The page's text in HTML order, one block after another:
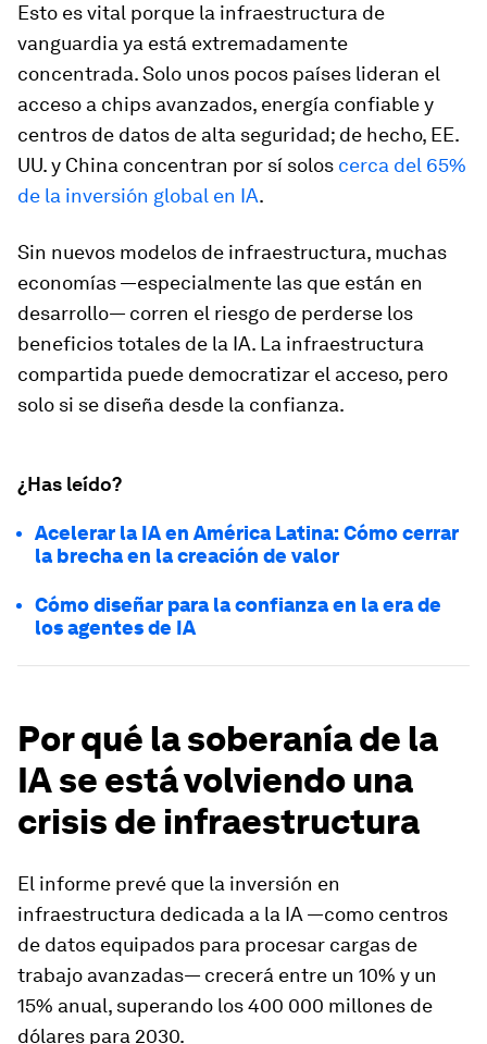
Esto es vital porque la infraestructura de
vanguardia ya está extremadamente
concentrada. Solo unos pocos países lideran el
acceso a chips avanzados, energía confiable y
centros de datos de alta seguridad; de hecho, EE.
UU. y China concentran por sí solos cerca del 65%
de la inversión global en IA.
Sin nuevos modelos de infraestructura, muchas
economías —especialmente las que están en
desarrollo— corren el riesgo de perderse los
beneficios totales de la IA. La infraestructura
compartida puede democratizar el acceso, pero
solo si se diseña desde la confianza.
¿Has leído?
Acelerar la IA en América Latina: Cómo cerrar
la brecha en la creación de valor
Cómo diseñar para la confianza en la era de
los agentes de IA
Por qué la soberanía de la
IA se está volviendo una
crisis de infraestructura
El informe prevé que la inversión en
infraestructura dedicada a la IA —como centros
de datos equipados para procesar cargas de
trabajo avanzadas— crecerá entre un 10% y un
15% anual, superando los 400 000 millones de
dólares para 2030.